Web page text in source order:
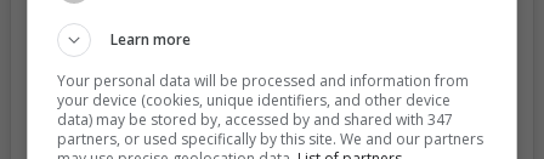
Learn more
Your personal data will be processed and information from
your device (cookies, unique identifiers, and other device
data) may be stored by, accessed by and shared with 347
partners, or used specifically by this site. We and our partners